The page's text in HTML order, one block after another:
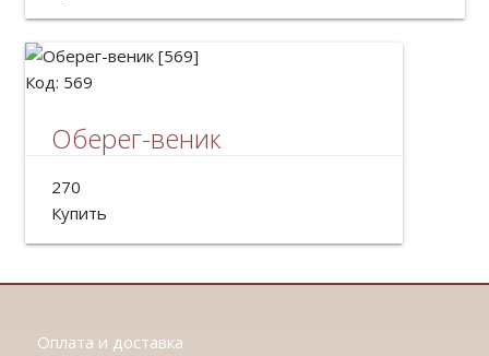
Код: 569
Оберег-веник
Украинский традиционный оберег веник
Размер: 32*29см
270
Купить
Оплата и доставка